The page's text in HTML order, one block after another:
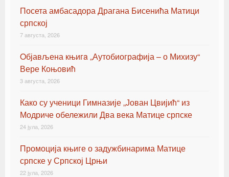
Посета амбасадора Драгана Бисенића Матици
српској
7 августа, 2026
Oбјављена књигa „Аутобиографија – о Михизу“
Вере Коњовић
3 августа, 2026
Како су ученици Гимназије „Јован Цвијић“ из
Модриче обележили Два века Матице српске
24 јула, 2026
Промоција књиге о задужбинарима Матице
српске у Српској Црњи
22 јула, 2026